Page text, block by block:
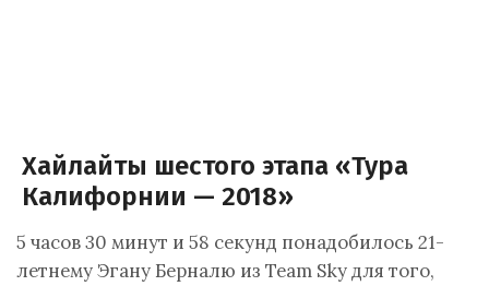
Хайлайты шестого этапа «Тура
Калифорнии — 2018»
5 часов 30 минут и 58 секунд понадобилось 21-
летнему Эгану Берналю из Team Sky для того,